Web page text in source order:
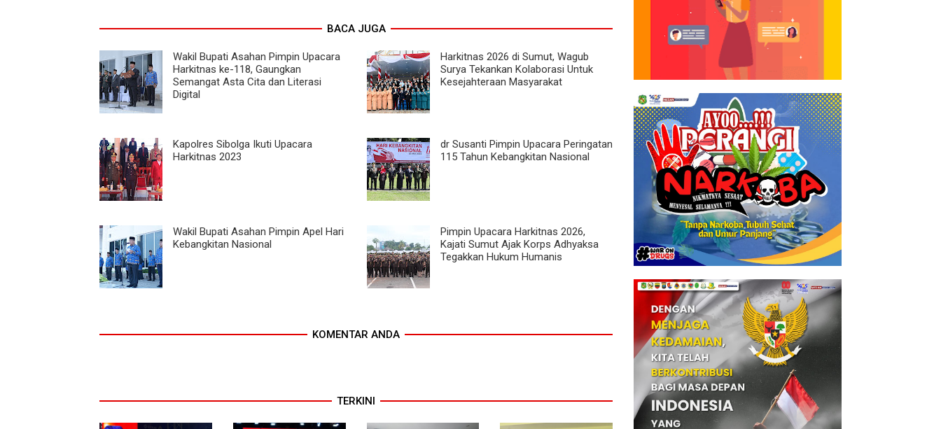
BACA JUGA
Wakil Bupati Asahan Pimpin Upacara
Harkitnas ke-118, Gaungkan
Semangat Asta Cita dan Literasi
Digital
Harkitnas 2026 di Sumut, Wagub
Surya Tekankan Kolaborasi Untuk
Kesejahteraan Masyarakat
Kapolres Sibolga Ikuti Upacara
Harkitnas 2023
dr Susanti Pimpin Upacara Peringatan
115 Tahun Kebangkitan Nasional
Wakil Bupati Asahan Pimpin Apel Hari
Kebangkitan Nasional
Pimpin Upacara Harkitnas 2026,
Kajati Sumut Ajak Korps Adhyaksa
Tegakkan Hukum Humanis
KOMENTAR ANDA
TERKINI